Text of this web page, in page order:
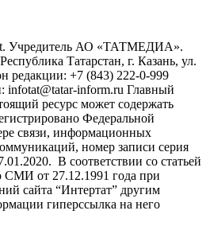
Учредитель АО «ТАТМЕДИА».
Татарстан, г. Казань, ул.
редакции: +7 (843) 222-0-999
infotat@tatar-inform.ru Главный
ресурс может содержать
Федеральной
связи, информационных
номер записи серия
В соответствии со статьей
СМИ от 27.12.1991 года при
сайта “Интертат” другим
гиперссылка на него